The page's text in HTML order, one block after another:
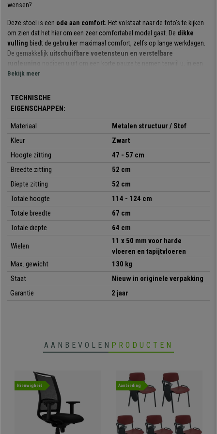
wensen?
Deze stoel is een ode aan comfort. Het volstaat naar de foto's te kijken
om zien dat het hier om een zeer comfortabel model gaat. De dikke
vulling biedt de gebruiker maximaal comfort, zelfs op lange werkdagen.
De gemakkelijk uitschuifbare voetensteun en verstelbare
rugleuning
nodigen u uit om een korte pauze te nemen terwijl u, in een
liggende positie met uw voeten omhoog, rustig verder werkt.
balanssysteem
frame en het onderstel zijn gemaakt van metaal, wat zorgt voor een
stabiliteit en een grote weerstand tot 130 kg.
bekleed met hoogwaardig, gemakkelijk te onderhouden stof die
verkrijgbaar is in verschillende kleuren. U kunt dus diegene kiezen die het
beste bij uw kantoor past.
Kortom, het is een zeer comfortabele, resistente bureaustoel
Vergelijkbare modellen zijn in deze prijsklasse bijna niet te vinden. Bij
Bureaustoelpro bieden we hem u aan voor een uitzonderlijke prijs. Mis
Modern en elegant ontwerp
•Bestand tot 130 kg
• Bekleed met kwaliteitsstof
• Zeer stabiele en robuuste metalen voet
Bekijk meer
TECHNISCHE
EIGENSCHAPPEN:
Materiaal
Metalen structuur / Stof
Kleur
Zwart
Hoogte zitting
47 - 57 cm
Breedte zitting
52 cm
Diepte zitting
52 cm
Totale hoogte
114 - 124 cm
Totale breedte
67 cm
Totale diepte
64 cm
Wielen
11 x 50 mm voor harde
vloeren en tapijtvloeren
Max. gewicht
130 kg
Staat
Nieuw in originele verpakking
Garantie
2 jaar
AANBEVOLEN PRODUCTEN
Nieuwigheid Aanbieding